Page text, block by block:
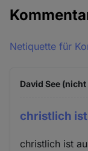
Netiquette für
David See
christlich
christlich ist